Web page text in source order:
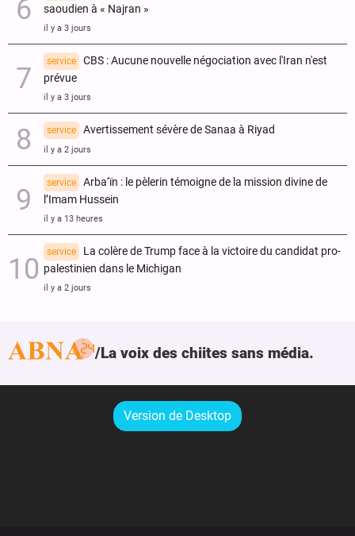
saoudien à « Najran »
il y a 3 jours
service
CBS : Aucune nouvelle négociation avec l'Iran n'est
prévue
il y a 3 jours
service Avertissement sévère de Sanaa à Riyad
il y a 2 jours
service
Arba‘ïn : le pèlerin témoigne de la mission divine de
l’Imam Hussein
il y a 13 heures
service
La colère de Trump face à la victoire du candidat pro-
palestinien dans le Michigan
il y a 2 jours
La voix des chiites sans média.
Version de Desktop